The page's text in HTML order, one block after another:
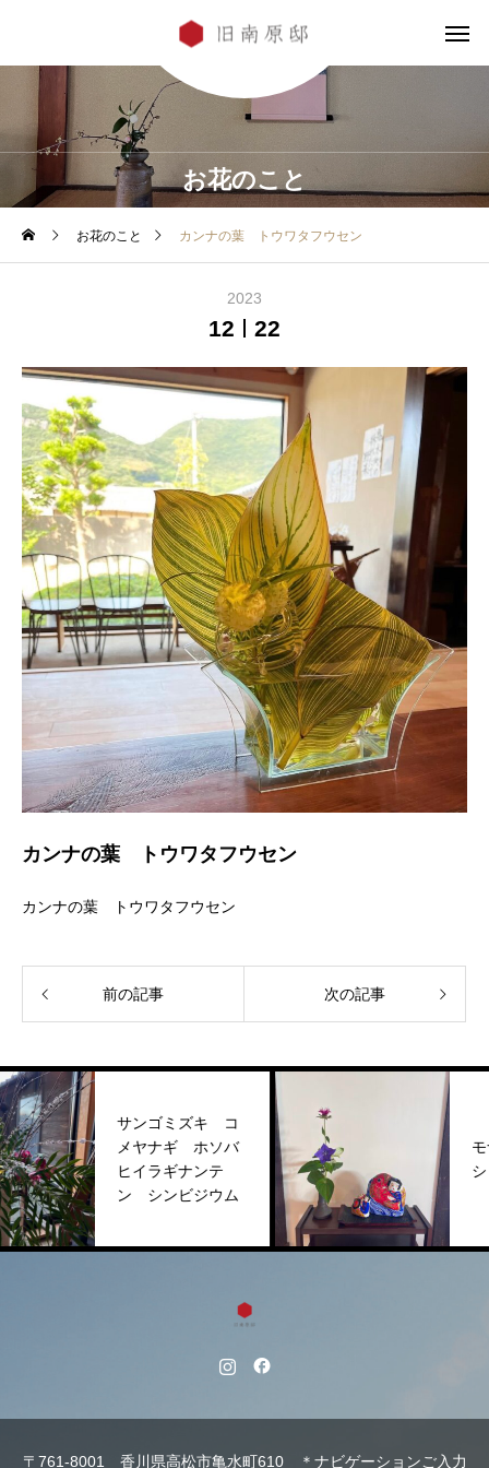
お花のこと
お花のこと カンナの葉 トウワタフウセン
2023
12 22
カンナの葉 トウワタフウセン
カンナの葉 トウワタフウセン
前の記事 次の記事
サンゴミズキ コ
メヤナギ ホソバ
ヒイラギナンテ
ン シンビジウム
モ
シ
〒761-8001 香川県高松市亀水町610 ＊ナビゲーションご入力